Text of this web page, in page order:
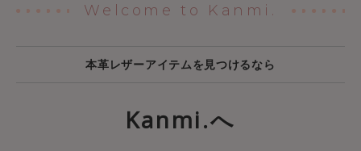
Welcome to Kanmi.
本革レザーアイテムを見つけるなら
Kanmi.へ